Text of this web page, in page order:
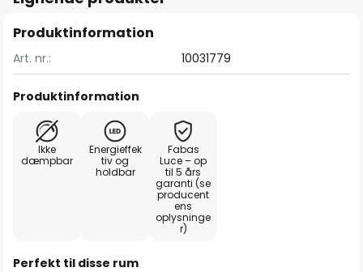
Produktinformation
Art. nr.: 10031779
Produktinformation
Ikke
dæmpbar
Energieffek
tiv og
holdbar
Fabas
Luce – op
til 5 års
garanti (se
producent
ens
oplysninge
r)
Perfekt til disse rum